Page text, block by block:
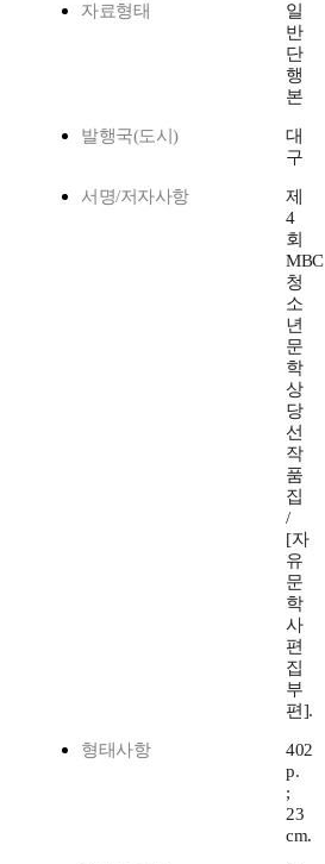
자료형태
일
반
단
행
본
발행국(도시)
대
구
서명/저자사항
제
4
회
MBC
청
소
년
문
학
상
당
선
작
품
집
/
[자
유
문
학
사
편
집
부
편].
형태사항
402
p.
;
23
cm.